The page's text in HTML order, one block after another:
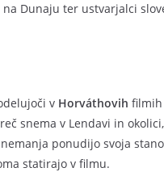
Dunaju ter ustvarjalci
v Horváthovih filmih
snema v Lendavi in
ponudijo svoja
statirajo v filmu.